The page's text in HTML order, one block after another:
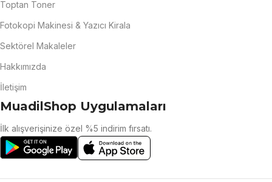
Toptan Toner
Fotokopi Makinesi & Yazıcı Kirala
Sektörel Makaleler
Hakkımızda
İletişim
MuadilShop Uygulamaları
İlk alışverişinize özel %5 indirim fırsatı.